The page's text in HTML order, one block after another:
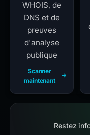
WHOIS, de
DNS et de
preuves
d'analyse
publique
Scanner
maintenant
Restez